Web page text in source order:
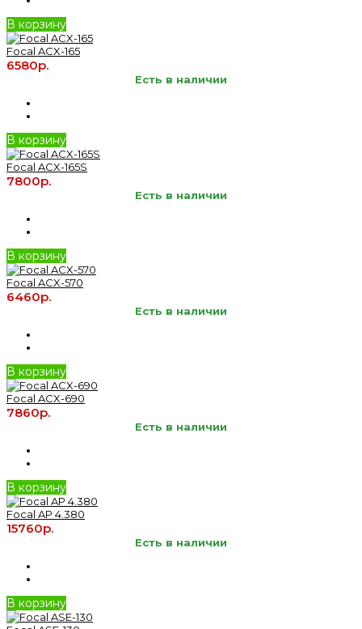
В корзину
Focal ACX-165
6580р.
Есть в наличии
В корзину
Focal ACX-165S
7800р.
Есть в наличии
В корзину
Focal ACX-570
6460р.
Есть в наличии
В корзину
Focal ACX-690
7860р.
Есть в наличии
В корзину
Focal AP 4.380
15760р.
Есть в наличии
В корзину